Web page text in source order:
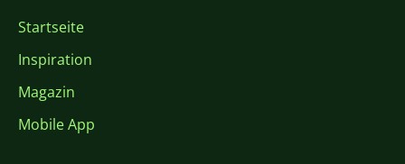
Startseite
Inspiration
Magazin
Mobile App